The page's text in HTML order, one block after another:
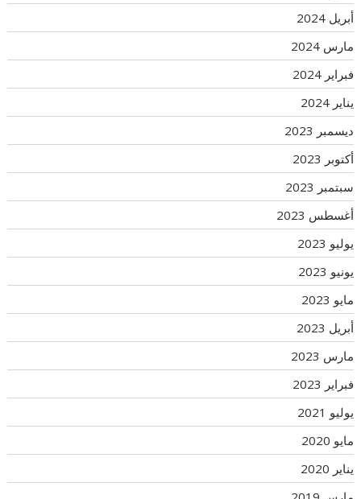
أبريل 2024
مارس 2024
فبراير 2024
يناير 2024
ديسمبر 2023
أكتوبر 2023
سبتمبر 2023
أغسطس 2023
يوليو 2023
يونيو 2023
مايو 2023
أبريل 2023
مارس 2023
فبراير 2023
يوليو 2021
مايو 2020
يناير 2020